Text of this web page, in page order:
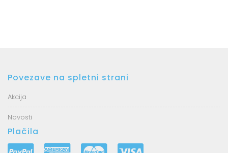
Povezave na spletni strani
Akcija
Novosti
Plačila